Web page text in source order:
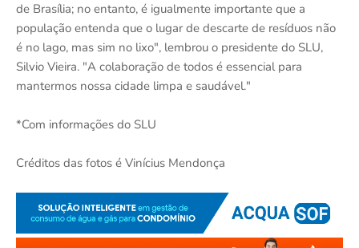
de Brasília; no entanto, é igualmente importante que a
população entenda que o lugar de descarte de resíduos não
é no lago, mas sim no lixo", lembrou o presidente do SLU,
Silvio Vieira. "A colaboração de todos é essencial para
mantermos nossa cidade limpa e saudável."
*Com informações do SLU
Créditos das fotos é Vinícius Mendonça